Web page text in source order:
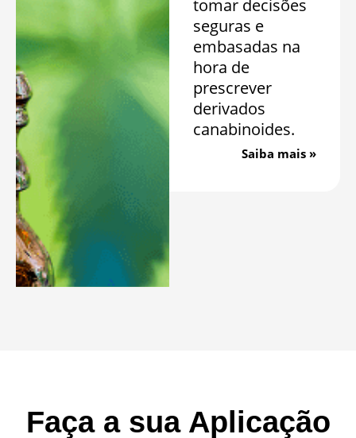
tomar decisões
seguras e
embasadas na
hora de
prescrever
derivados
canabinoides.
Saiba mais »
Faça a sua Aplicação